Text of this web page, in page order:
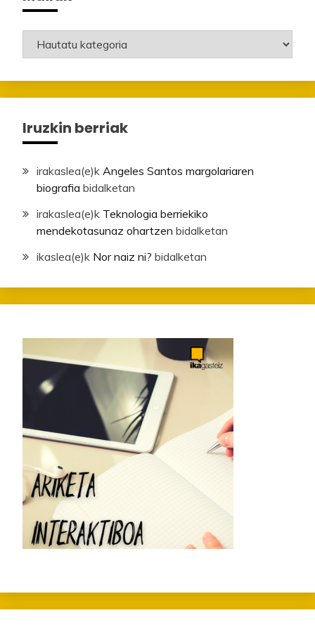
Mailak
Iruzkin berriak
irakaslea(e)k Angeles Santos margolariaren
biografia bidalketan
irakaslea(e)k Teknologia berriekiko
mendekotasunaz ohartzen bidalketan
ikaslea(e)k Nor naiz ni? bidalketan